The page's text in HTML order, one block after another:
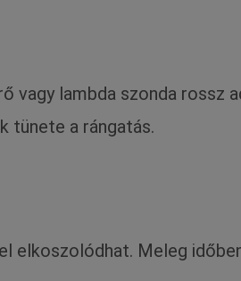
vagy lambda szonda rossz
tünete a rángatás.
elkoszolódhat. Meleg